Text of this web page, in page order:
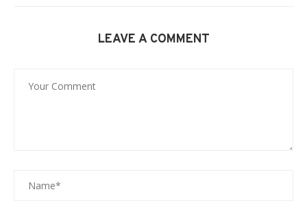
LEAVE A COMMENT